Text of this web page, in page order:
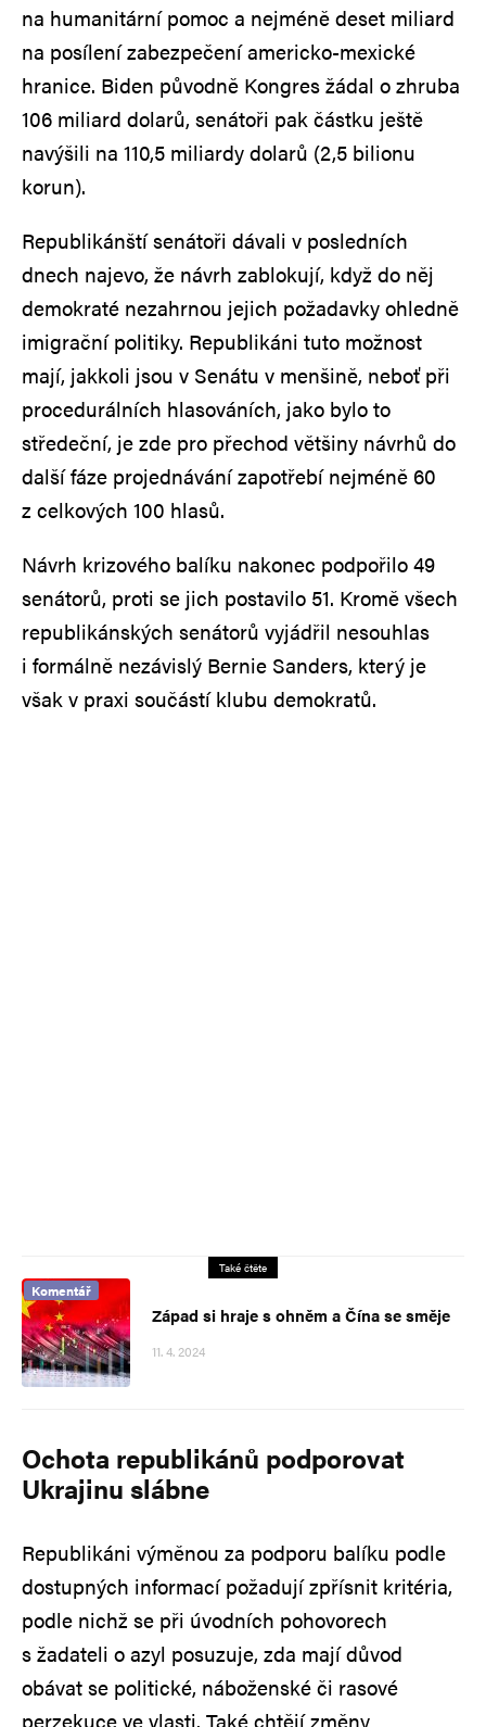
na humanitární pomoc a nejméně deset miliard
na posílení zabezpečení americko-mexické
hranice. Biden původně Kongres žádal o zhruba
106 miliard dolarů, senátoři pak částku ještě
navýšili na 110,5 miliardy dolarů (2,5 bilionu
korun).
Republikánští senátoři dávali v posledních
dnech najevo, že návrh zablokují, když do něj
demokraté nezahrnou jejich požadavky ohledně
imigrační politiky. Republikáni tuto možnost
mají, jakkoli jsou v Senátu v menšině, neboť při
procedurálních hlasováních, jako bylo to
středeční, je zde pro přechod většiny návrhů do
další fáze projednávání zapotřebí nejméně 60
z celkových 100 hlasů.
Návrh krizového balíku nakonec podpořilo 49
senátorů, proti se jich postavilo 51. Kromě všech
republikánských senátorů vyjádřil nesouhlas
i formálně nezávislý Bernie Sanders, který je
však v praxi součástí klubu demokratů.
Také čtěte
Komentář
Západ si hraje s ohněm a Čína se směje
11. 4. 2024
Ochota republikánů podporovat
Ukrajinu slábne
Republikáni výměnou za podporu balíku podle
dostupných informací požadují zpřísnit kritéria,
podle nichž se při úvodních pohovorech
s žadateli o azyl posuzuje, zda mají důvod
obávat se politické, náboženské či rasové
perzekuce ve vlasti. Také chtějí změny